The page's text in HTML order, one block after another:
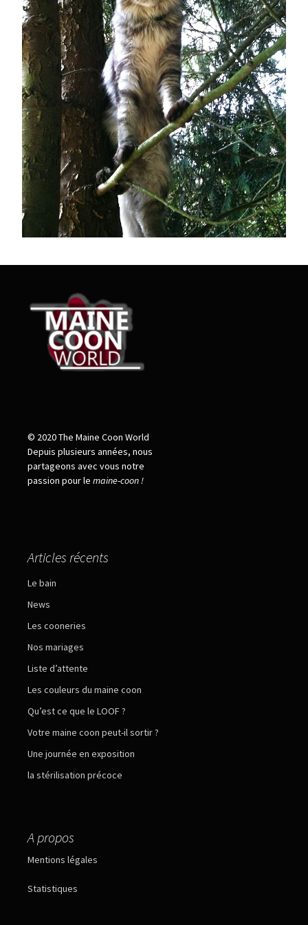
© 2020 The Maine Coon World
Depuis plusieurs années, nous
partageons avec vous notre
passion pour le maine-coon !
Articles récents
Le bain
News
Les cooneries
Nos mariages
Liste d’attente
Les couleurs du maine coon
Qu’est ce que le LOOF ?
Votre maine coon peut-il sortir ?
Une journée en exposition
la stérilisation précoce
A propos
Mentions légales
Statistiques